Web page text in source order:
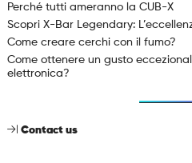
Perché tutti ameranno la CUB-X
Scopri X-Bar Legendary:
Come creare cerchi con il fumo?
Come ottenere un gusto
elettronica?
Contact us